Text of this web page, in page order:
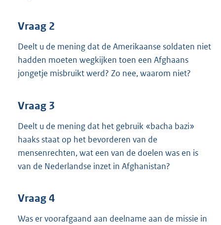
Vraag 2
Deelt u de mening dat de Amerikaanse soldaten niet
hadden moeten wegkijken toen een Afghaans
jongetje misbruikt werd? Zo nee, waarom niet?
Vraag 3
Deelt u de mening dat het gebruik «bacha bazi»
haaks staat op het bevorderen van de
mensenrechten, wat een van de doelen was en is
van de Nederlandse inzet in Afghanistan?
Vraag 4
Was er voorafgaand aan deelname aan de missie in